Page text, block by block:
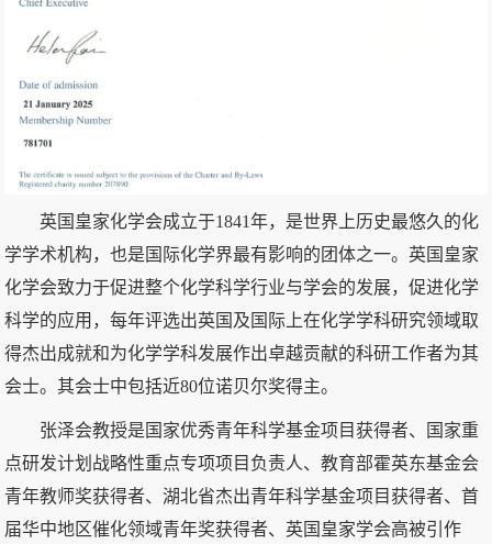
英国皇家化学会成立于1841年，是世界上历史最悠久的化
学学术机构，也是国际化学界最有影响的团体之一。英国皇家
化学会致力于促进整个化学科学行业与学会的发展，促进化学
科学的应用，每年评选出英国及国际上在化学学科研究领域取
得杰出成就和为化学学科发展作出卓越贡献的科研工作者为其
会士。其会士中包括近80位诺贝尔奖得主。
张泽会教授是国家优秀青年科学基金项目获得者、国家重
点研发计划战略性重点专项项目负责人、教育部霍英东基金会
青年教师奖获得者、湖北省杰出青年科学基金项目获得者、首
届华中地区催化领域青年奖获得者、英国皇家学会高被引作